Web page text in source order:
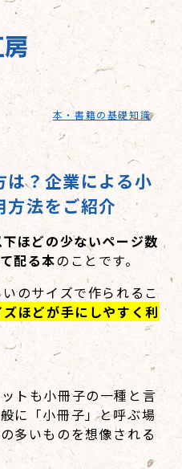
本・書籍の基礎知識
？企業による小
方法をご紹介
ほどの少ないページ数
配る本のことです。
のサイズで作られるこ
ほどが手にしやすく利
トも小冊子の一種と言
に「小冊子」と呼ぶ場
多いものを想像される